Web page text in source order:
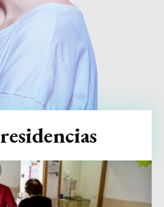
residencias